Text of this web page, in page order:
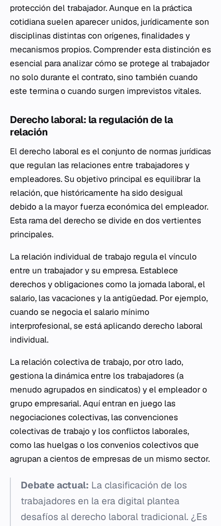
protección del trabajador. Aunque en la práctica
cotidiana suelen aparecer unidos, jurídicamente son
disciplinas distintas con orígenes, finalidades y
mecanismos propios. Comprender esta distinción es
esencial para analizar cómo se protege al trabajador
no solo durante el contrato, sino también cuando
este termina o cuando surgen imprevistos vitales.
Derecho laboral: la regulación de la
relación
El derecho laboral es el conjunto de normas jurídicas
que regulan las relaciones entre trabajadores y
empleadores. Su objetivo principal es equilibrar la
relación, que históricamente ha sido desigual
debido a la mayor fuerza económica del empleador.
Esta rama del derecho se divide en dos vertientes
principales.
La relación individual de trabajo regula el vínculo
entre un trabajador y su empresa. Establece
derechos y obligaciones como la jornada laboral, el
salario, las vacaciones y la antigüedad. Por ejemplo,
cuando se negocia el salario mínimo
interprofesional, se está aplicando derecho laboral
individual.
La relación colectiva de trabajo, por otro lado,
gestiona la dinámica entre los trabajadores (a
menudo agrupados en sindicatos) y el empleador o
grupo empresarial. Aquí entran en juego las
negociaciones colectivas, las convenciones
colectivas de trabajo y los conflictos laborales,
como las huelgas o los convenios colectivos que
agrupan a cientos de empresas de un mismo sector.
Debate actual: La clasificación de los
trabajadores en la era digital plantea
desafíos al derecho laboral tradicional. ¿Es